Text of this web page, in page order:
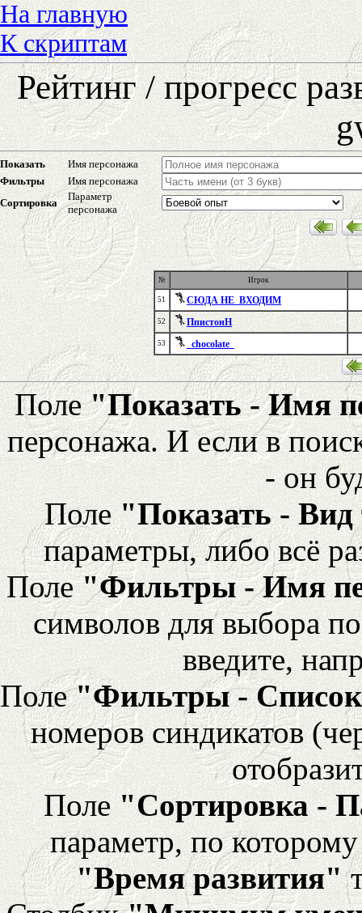
На главную
К скриптам
Рейтинг / прогресс
Показать
Имя персонажа
Фильтры
Имя персонажа
Сортировка
Параметр
персонажа
№ Игрок
51 СЮДА НЕ_ВХОДИМ
52 ПпистонН
53 _chocolate_
Поле"Показать - Имя
персонажа. И если в
- он
Поле"Показать -
параметры, либо всё
Поле"Фильтры - Имя
символов для выбора
введите,
Поле"Фильтры - Список
номеров синдикатов
Поле "Сортировка -
параметр, по
"Время развития"